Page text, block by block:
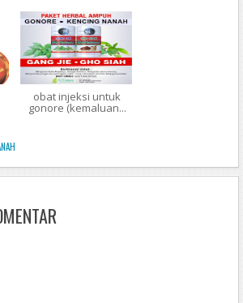
obat injeksi untuk
gonore (kemaluan...